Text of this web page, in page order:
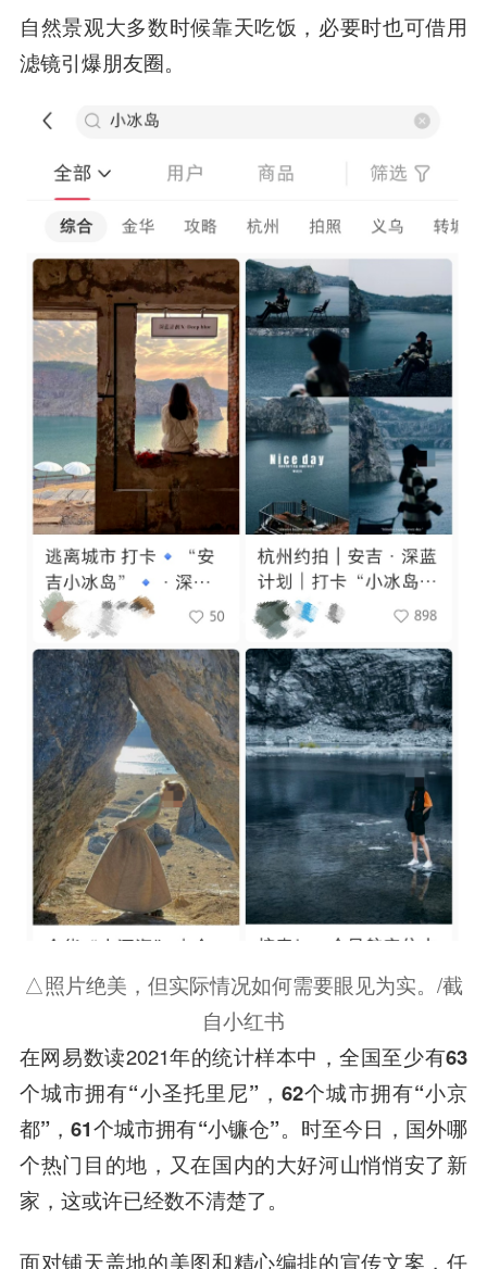
自然景观大多数时候靠天吃饭，必要时也可借用
滤镜引爆朋友圈。
△照片绝美，但实际情况如何需要眼见为实。/截
自小红书
在网易数读2021年的统计样本中，全国至少有63
个城市拥有“小圣托里尼”，62个城市拥有“小京
都”，61个城市拥有“小镰仓”。 时至今日，国外哪
个热门目的地，又在国内的大好河山悄悄安了新
家，这或许已经数不清楚了。
面对铺天盖地的美图和精心编排的宣传文案，任